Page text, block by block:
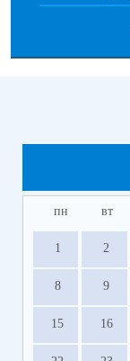
пн вт
1 2
8 9
15 16